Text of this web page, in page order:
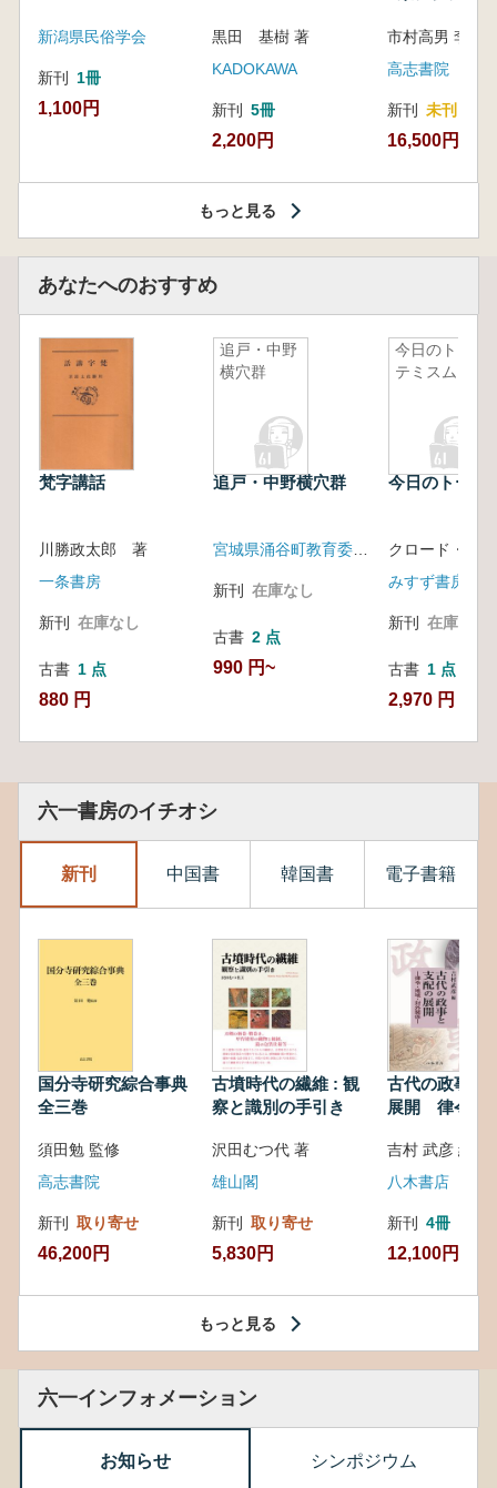
新潟県民俗学会
新刊 1冊
1,100円
黒田 基樹 著
KADOKAWA
新刊 5冊
2,200円
高志書院
新刊 未刊
16,500円
もっと見る
あなたへのおすすめ
梵字講話
川勝政太郎 著
一条書房
新刊 在庫なし
古書 1 点
880 円
追戸・中野
横穴群
追戸・中野横穴群
新刊 在庫なし
古書 2 点
990 円~
今日のトー
テミスム
今日のトーテ
みすず書房
新刊 在庫なし
古書 1 点
2,970 円
六一書房のイチオシ
新刊 中国書 韓国書 電子書籍
国分寺研究綜合事典
全三巻
須田勉 監修
高志書院
新刊 取り寄せ
46,200円
古墳時代の繊維 : 観
察と識別の手引き
沢田むつ代 著
雄山閣
新刊 取り寄せ
5,830円
古代の政事と
展開 律令・
吉村 武彦 編集
八木書店
新刊 4冊
12,100円
もっと見る
六一インフォメーション
お知らせ シンポジウム